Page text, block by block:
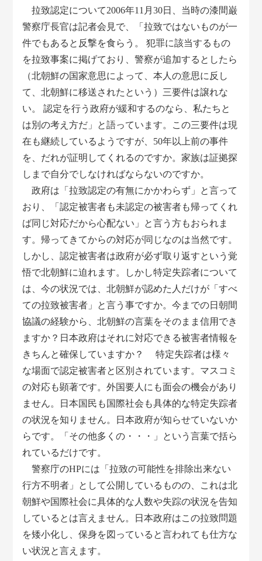
拉致認定について2006年11月30日、当時の漆間巌
警察庁長官は記者会見で、「拉致ではないものが一
件でもあると反撃を食らう。 犯罪に該当するもの
を拉致事案に掲げており、警察が追加するとしたら
（北朝鮮の国家意思によって、本人の意思に反し
て、北朝鮮に移送されたという）三要件は譲れな
い。 認定を行う政府が緩和するのなら、私たちと
は別の考え方だ」と語っています。この三要件は現
在も継続しているようですが、50年以上前の事件
を、だれが証明してくれるのですか。家族は証拠探
しまで自分でしなければならないのですか。
政府は「拉致認定の有無にかかわらず」と言って
おり、「認定被害者も未認定の被害者も帰ってくれ
ば同じ対応だから心配ない」と言う方もおられま
す。帰ってきてからの対応が同じなのは当然です。
しかし、認定被害者は政府が必ず取り返すという覚
悟で北朝鮮に迫れます。しかし特定失踪者について
は、今の状況では、北朝鮮が認めた人だけが「すべ
ての拉致被害者」と言う事ですか。今までの日朝間
協議の経験から、北朝鮮の言葉をそのまま信用でき
ますか？日本政府はそれに対応できる被害者情報を
きちんと確保していますか？ 特定失踪者は様々
な場面で認定被害者と区別されています。マスコミ
の対応も顕著です。外国要人にも面会の機会があり
ません。日本国民も国際社会も具体的な特定失踪者
の状況を知りません。日本政府が知らせていないか
らです。「その他多くの・・・」という言葉で括ら
れているだけです。
警察庁のHPには「拉致の可能性を排除出来ない
行方不明者」として公開しているものの、これは北
朝鮮や国際社会に具体的な人数や失踪の状況を告知
しているとは言えません。日本政府はこの拉致問題
を矮小化し、保身を図っていると言われても仕方な
い状況と言えます。